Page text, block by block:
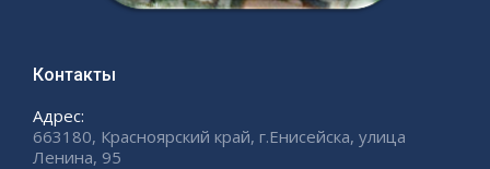
Контакты
Адрес:
663180, Красноярский край, г.Енисейска, улица
Ленина, 95